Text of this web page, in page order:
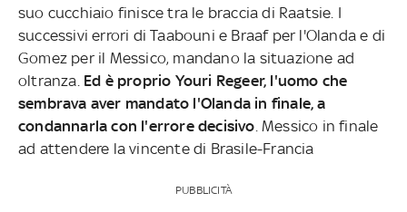
suo cucchiaio finisce tra le braccia di Raatsie. I
successivi errori di Taabouni e Braaf per l'Olanda e di
Gomez per il Messico, mandano la situazione ad
oltranza. Ed è proprio Youri Regeer, l'uomo che
sembrava aver mandato l'Olanda in finale, a
condannarla con l'errore decisivo . Messico in finale
ad attendere la vincente di Brasile-Francia
PUBBLICITÀ